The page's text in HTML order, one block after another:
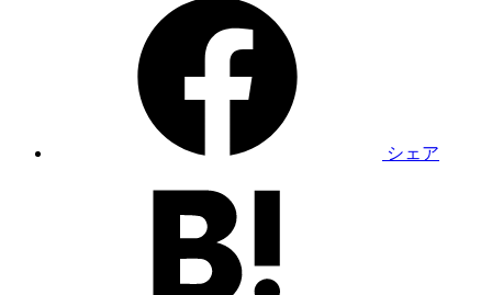
シェア